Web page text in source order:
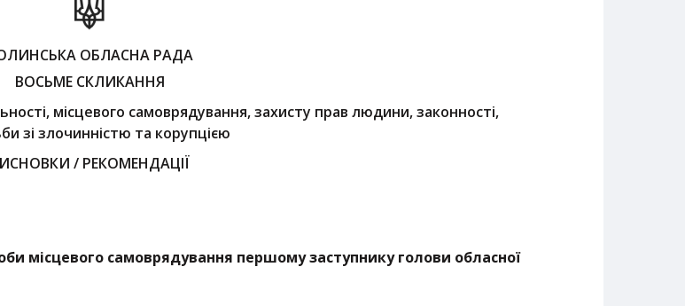
ОБЛАСНА РАДА
ВОСЬМЕ СКЛИКАННЯ
місцевого самоврядування, захисту прав людини, законності,
зі злочинністю та корупцією
/ РЕКОМЕНДАЦІЇ
місцевого самоврядування першому заступнику голови обласної